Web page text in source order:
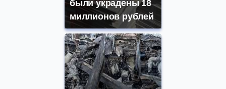
были украдены 18
миллионов рублей